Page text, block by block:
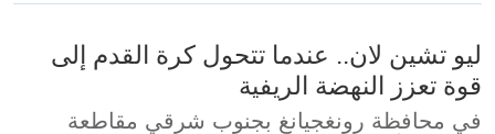
ليو تشين لان.. عندما تتحول كرة القدم إلى
قوة تعزز النهضة الريفية
في محافظة رونغجيانغ بجنوب شرقي مقاطعة